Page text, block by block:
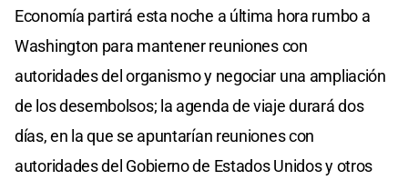
Economía partirá esta noche a última hora rumbo a
Washington para mantener reuniones con
autoridades del organismo y negociar una ampliación
de los desembolsos; la agenda de viaje durará dos
días, en la que se apuntarían reuniones con
autoridades del Gobierno de Estados Unidos y otros